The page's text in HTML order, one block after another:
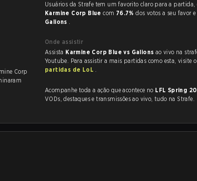
Corp
Karmine Corp Bluecom 76.7%dos votos a seu favor e
Galions .
Onde assistir
Assista Karmine Corp Blue vs Galions ao vivo na
Youtube. Para assistir a mais partidas como esta, visite o
partidas de LoL .
Acompanhe toda a ação que acontece no LFL Spring
VODs, destaques e transmissões ao vivo, tudo na Strafe.